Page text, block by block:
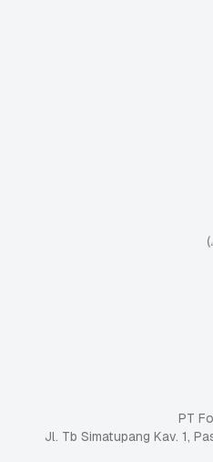
PT
Jl. Tb Simatupang Kav. 1,